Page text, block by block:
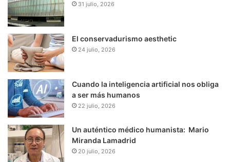
31 julio, 2026
El conservadurismo aesthetic
24 julio, 2026
Cuando la inteligencia artificial nos obliga
a ser más humanos
22 julio, 2026
Un auténtico médico humanista: Mario
Miranda Lamadrid
20 julio, 2026